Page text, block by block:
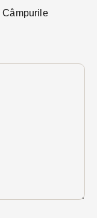
Câmpurile